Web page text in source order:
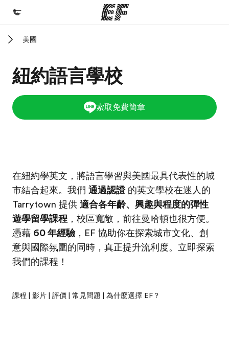
課程
查看所有EF提供的課程
辦公室
公司資訊
徵才
加入我們
美國
紐約語言學校
索取免費簡章
在紐約學英文，將語言學習與美國最具代表性的城
市結合起來。我們 通過認證的英文學校在迷人的
Tarrytown 提供 適合各年齡、興趣與程度的彈性
遊學留學課程 ，校區寬敞，前往曼哈頓也很方便。
憑藉 60 年經驗，EF 協助你在探索城市文化、創
意與國際氛圍的同時，真正提升流利度。立即探索
我們的課程！
課程 影片 評價 常見問題 為什麼選擇 EF？